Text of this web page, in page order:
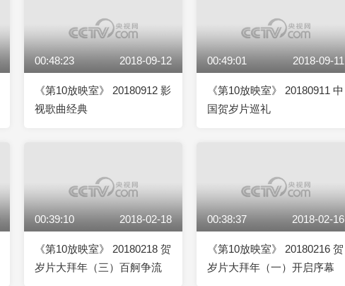
00:48:23 2018-09-12
《第10放映室》 20180912 影
视歌曲经典
00:49:01 2018-09-11
《第10放映室》 20180911 中
国贺岁片巡礼
00:39:10 2018-02-18
《第10放映室》 20180218 贺
岁片大拜年（三）百舸争流
00:38:37 2018-02-16
《第10放映室》 20180216 贺
岁片大拜年（一）开启序幕